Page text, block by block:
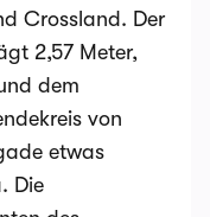
Crossland. Der
2,57 Meter,
dem
von
etwas
Die